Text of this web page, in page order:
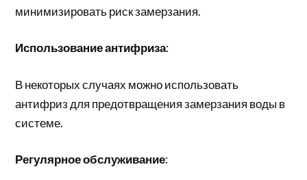
минимизировать риск замерзания.
Использование антифриза:
В некоторых случаях можно использовать
антифриз для предотвращения замерзания воды в
системе.
Регулярное обслуживание: